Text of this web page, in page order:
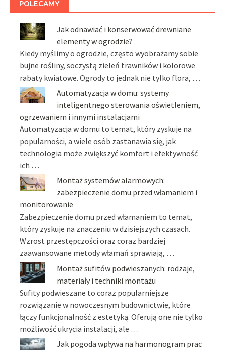
POLECAMY
Jak odnawiać i konserwować drewniane
elementy w ogrodzie?
Kiedy myślimy o ogrodzie, często wyobrażamy sobie
bujne rośliny, soczystą zieleń trawników i kolorowe
rabaty kwiatowe. Ogrody to jednak nie tylko flora, …
Automatyzacja w domu: systemy
inteligentnego sterowania oświetleniem,
ogrzewaniem i innymi instalacjami
Automatyzacja w domu to temat, który zyskuje na
popularności, a wiele osób zastanawia się, jak
technologia może zwiększyć komfort i efektywność
ich …
Montaż systemów alarmowych:
zabezpieczenie domu przed włamaniem i
monitorowanie
Zabezpieczenie domu przed włamaniem to temat,
który zyskuje na znaczeniu w dzisiejszych czasach.
Wzrost przestępczości oraz coraz bardziej
zaawansowane metody włamań sprawiają, …
Montaż sufitów podwieszanych: rodzaje,
materiały i techniki montażu
Sufity podwieszane to coraz popularniejsze
rozwiązanie w nowoczesnym budownictwie, które
łączy funkcjonalność z estetyką. Oferują one nie tylko
możliwość ukrycia instalacji, ale …
Jak pogoda wpływa na harmonogram prac